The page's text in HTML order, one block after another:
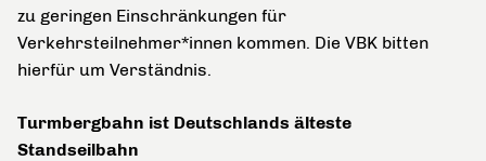
zu geringen Einschränkungen für
Verkehrsteilnehmer*innen kommen. Die VBK bitten
hierfür um Verständnis.
Turmbergbahn ist Deutschlands älteste
Standseilbahn